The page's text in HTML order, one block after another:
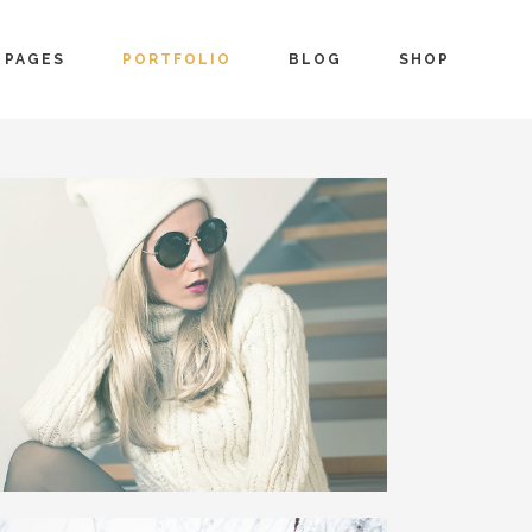
PAGES PORTFOLIO BLOG SHOP